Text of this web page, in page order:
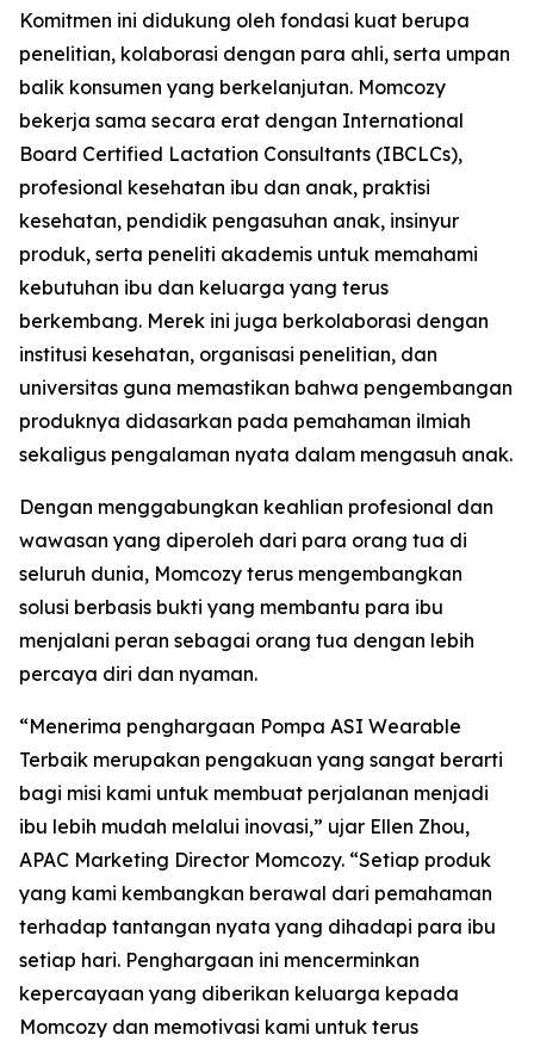
Komitmen ini didukung oleh fondasi kuat berupa
penelitian, kolaborasi dengan para ahli, serta umpan
balik konsumen yang berkelanjutan. Momcozy
bekerja sama secara erat dengan International
Board Certified Lactation Consultants (IBCLCs),
profesional kesehatan ibu dan anak, praktisi
kesehatan, pendidik pengasuhan anak, insinyur
produk, serta peneliti akademis untuk memahami
kebutuhan ibu dan keluarga yang terus
berkembang. Merek ini juga berkolaborasi dengan
institusi kesehatan, organisasi penelitian, dan
universitas guna memastikan bahwa pengembangan
produknya didasarkan pada pemahaman ilmiah
sekaligus pengalaman nyata dalam mengasuh anak.
Dengan menggabungkan keahlian profesional dan
wawasan yang diperoleh dari para orang tua di
seluruh dunia, Momcozy terus mengembangkan
solusi berbasis bukti yang membantu para ibu
menjalani peran sebagai orang tua dengan lebih
percaya diri dan nyaman.
“Menerima penghargaan Pompa ASI Wearable
Terbaik merupakan pengakuan yang sangat berarti
bagi misi kami untuk membuat perjalanan menjadi
ibu lebih mudah melalui inovasi,” ujar Ellen Zhou,
APAC Marketing Director Momcozy. “Setiap produk
yang kami kembangkan berawal dari pemahaman
terhadap tantangan nyata yang dihadapi para ibu
setiap hari. Penghargaan ini mencerminkan
kepercayaan yang diberikan keluarga kepada
Momcozy dan memotivasi kami untuk terus